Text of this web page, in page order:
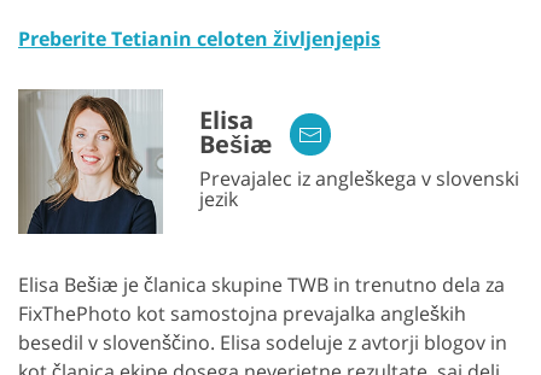
Preberite Tetianin celoten življenjepis
Elisa
Bešiæ
Prevajalec iz angleškega v slovenski
jezik
Elisa Bešiæ je članica skupine TWB in trenutno dela za
FixThePhoto kot samostojna prevajalka angleških
besedil v slovenščino. Elisa sodeluje z avtorji blogov in